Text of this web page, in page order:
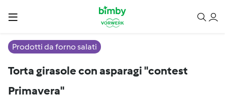
Prodotti da forno salati
Torta girasole con asparagi "contest
Primavera"